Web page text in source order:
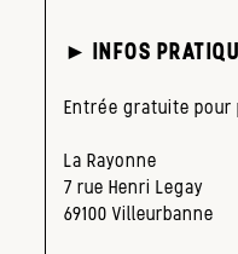
► INFOS
Entrée gratuite
La Rayonne
7 rue Henri Legay
69100 Villeurbanne